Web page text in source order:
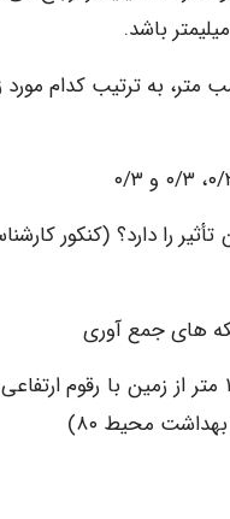
به ترتیب کدام مورد
را دارد؟ (کنکور
محیط ۸۰)